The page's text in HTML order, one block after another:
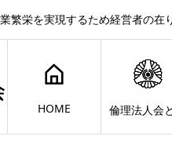
繁栄を実現するため経営者の在
HOME 倫理法人会